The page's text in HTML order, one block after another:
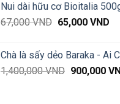
Nui dài hữu cơ Bioitalia
67,000VND Giá
67,000 VND.
65,000 VNDGiá
là:
Chà là sấy dẻo Baraka - Ai
1,400,000VND Giá
900,000